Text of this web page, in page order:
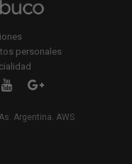
personales
Argentina. AWS